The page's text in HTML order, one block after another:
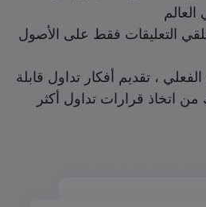
التعليقات فقط على الأصول
، تقديم أفكار تداول قابلة
من اتخاذ قرارات تداول أكثر